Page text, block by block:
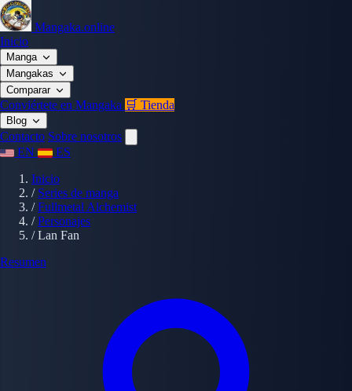
Mangaka.online
Inicio
Manga
Mangakas
Comparar
Conviértete en Mangaka 🛒 Tienda
Blog
Contacto Sobre nosotros
EN
ES
Inicio
/ Series de manga
/ Fullmetal Alchemist
/ Personajes
/ Lan Fan
Resumen